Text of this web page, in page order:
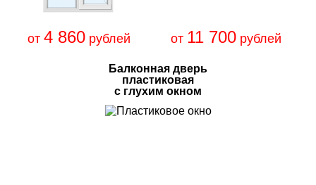
от 4 860рублей от 11 700 рублей
Балконная дверь
пластиковая
с глухим окном